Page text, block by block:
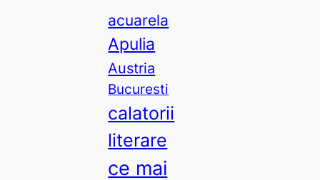
acuarela
Apulia
Austria
Bucuresti
calatorii
literare
ce mai